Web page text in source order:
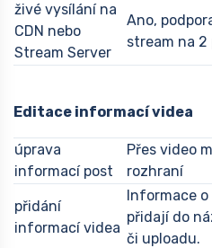
živé vysílání na
CDN nebo
Stream Server
Ano,
stream na 2
Editace informací videa
úprava
informací post
Přes video
rozhraní
přidání
informací videa
Informace
přidají do
či uploadu.